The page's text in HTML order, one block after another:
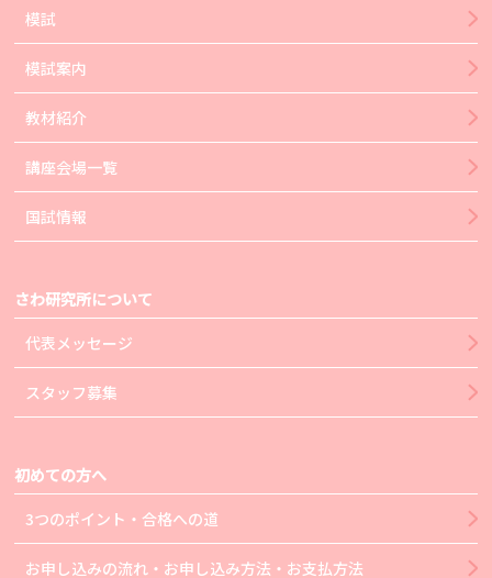
模試
模試案内
教材紹介
講座会場一覧
国試情報
さわ研究所について
代表メッセージ
スタッフ募集
初めての方へ
3つのポイント・合格への道
お申し込みの流れ・お申し込み方法・お支払方法